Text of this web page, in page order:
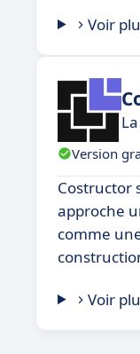
Voir
Version
Costructor
approche
comme
Voir